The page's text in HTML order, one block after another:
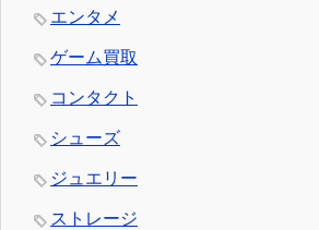
エンタメ
ゲーム買取
コンタクト
シューズ
ジュエリー
ストレージ